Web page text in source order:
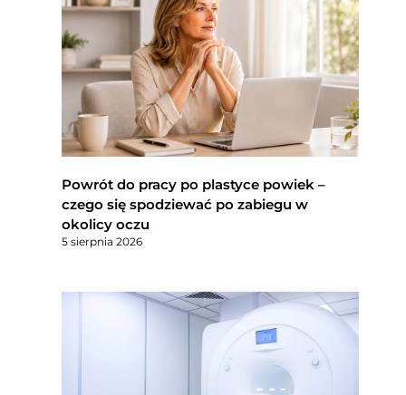
Powrót do pracy po plastyce powiek –
czego się spodziewać po zabiegu w
okolicy oczu
5 sierpnia 2026